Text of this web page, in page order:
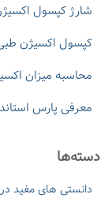
شارژ کپسول
کپسول اکسیژن
محاسبه میزان
معرفی پارس
دسته‌ها
دانستی های مفید